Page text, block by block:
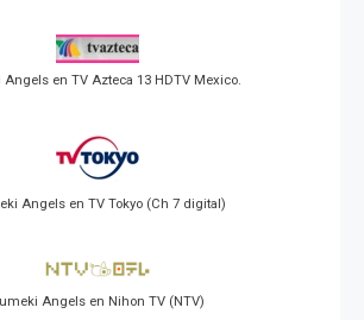
en TV Azteca 13 HDTV Mexico.
Angels en TV Tokyo (Ch 7 digital)
Angels en Nihon TV (NTV)